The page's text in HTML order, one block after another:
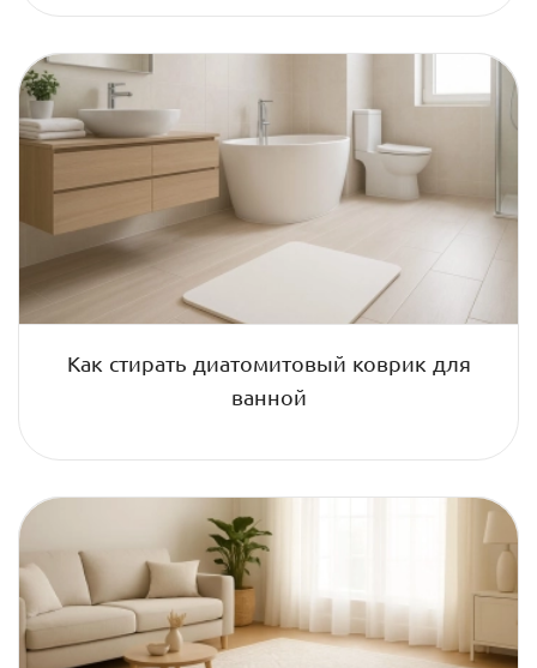
Как стирать диатомитовый коврик для
ванной